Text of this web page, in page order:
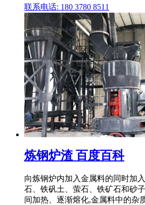
联系电话: 180 3780 8511
炼钢炉渣 百度百科
向炼钢炉内加入金属料的同时加
石、铁矾土、萤石、铁矿石和砂
间加热、逐渐熔化,金属料中的杂